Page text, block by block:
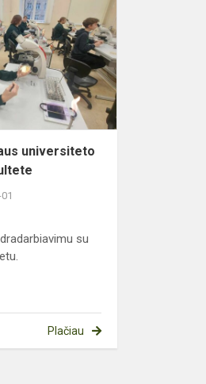
universiteto
Medicinos
universiteto
su
Plačiau